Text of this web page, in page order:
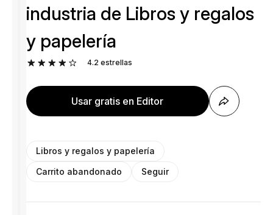
industria de Libros y regalos
y papelería
4.2 estrellas
Usar gratis en Editor
Libros y regalos y papelería
Carrito abandonado
Seguir